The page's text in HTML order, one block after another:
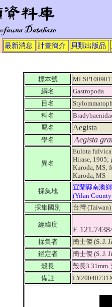
最新消息 計畫簡介 貝類出版品
標本號
綱名
Gastropoda
目名
科名
屬名
Aegista
學名 Aegista
異名
Eulota
Hirase, 1905;
Kuroda, MS;
Kuroda, MS
採集地
宜蘭縣南澳
(Yilan
採集國別
台灣
經緯度
E
採集者
簡士傑 (S. J.
鑑定者
簡士傑 (S. J.
殼長
殼長
備註